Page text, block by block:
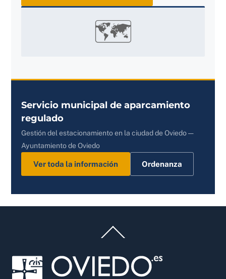
🗺
Servicio municipal de aparcamiento
regulado
Gestión del estacionamiento en la ciudad de Oviedo —
Ayuntamiento de Oviedo
Ver toda la información Ordenanza
To